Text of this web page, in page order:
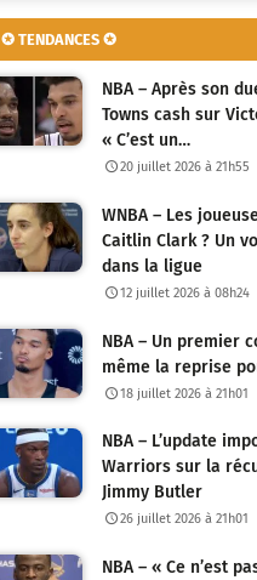
✪ TENDANCES ✪
NBA – Après son
Towns cash sur
« C’est un…
20 juillet 2026 à 21h55
WNBA – Les
Caitlin Clark ? Un
dans la ligue
12 juillet 2026 à 08h24
NBA – Un premier
même la reprise
18 juillet 2026 à 21h01
NBA – L’update
Warriors sur la
Jimmy Butler
26 juillet 2026 à 21h01
NBA – « Ce n’est